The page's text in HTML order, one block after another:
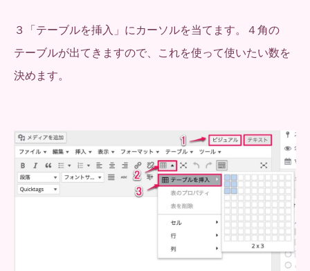
３「テーブルを挿入」にカーソルを当てます。４角の
テーブルが出てきますので、これを使って使いたい数を
決めます。